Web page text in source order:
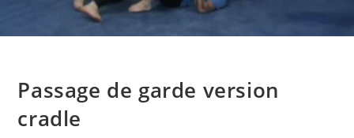
Passage de garde version
cradle